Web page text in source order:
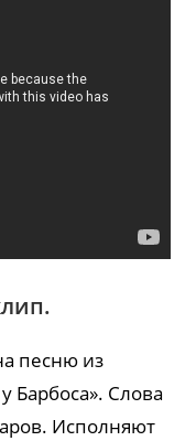
песню из
Барбоса». Слова
Исполняют